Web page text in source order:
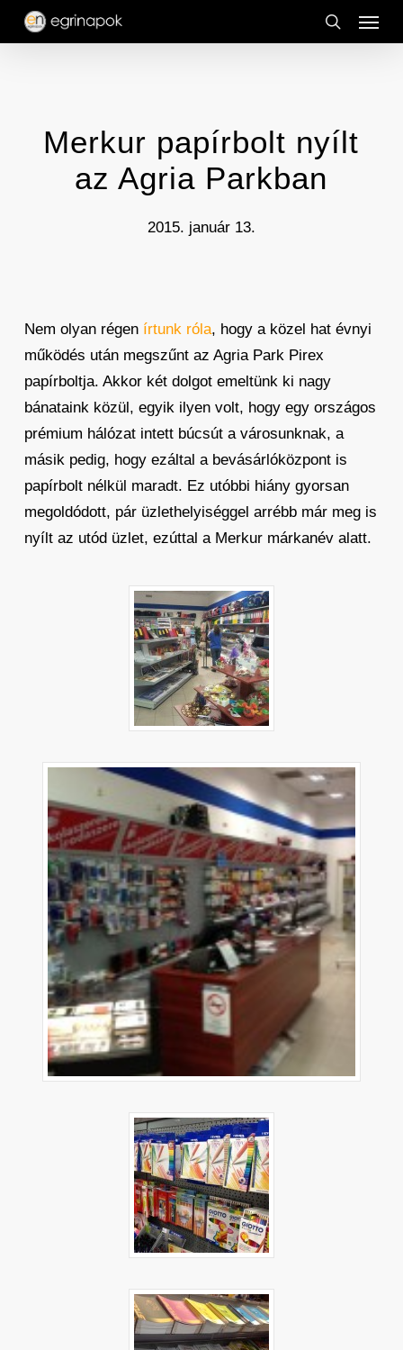
Skip
search
Menu
Merkur papírbolt nyílt
az Agria Parkban
2015. január 13.
Nem olyan régen írtunk róla, hogy a közel hat évnyi
működés után megszűnt az Agria Park Pirex
papírboltja. Akkor két dolgot emeltünk ki nagy
bánataink közül, egyik ilyen volt, hogy egy országos
prémium hálózat intett búcsút a városunknak, a
másik pedig, hogy ezáltal a bevásárlóközpont is
papírbolt nélkül maradt. Ez utóbbi hiány gyorsan
megoldódott, pár üzlethelyiséggel arrébb már meg is
nyílt az utód üzlet, ezúttal a Merkur márkanév alatt.